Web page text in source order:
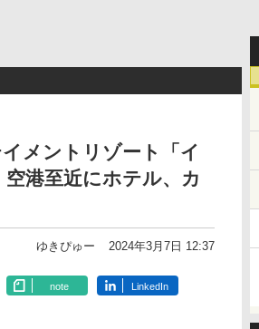
メントリゾート「イ
港至近にホテル、カ
ゆきぴゅー 2024年3月7日 12:37
note LinkedIn